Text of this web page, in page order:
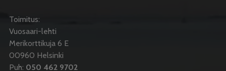
Toimitus:
Vuosaari-lehti
Merikorttikuja 6 E
00960 Helsinki
Puh: 050 462 9702